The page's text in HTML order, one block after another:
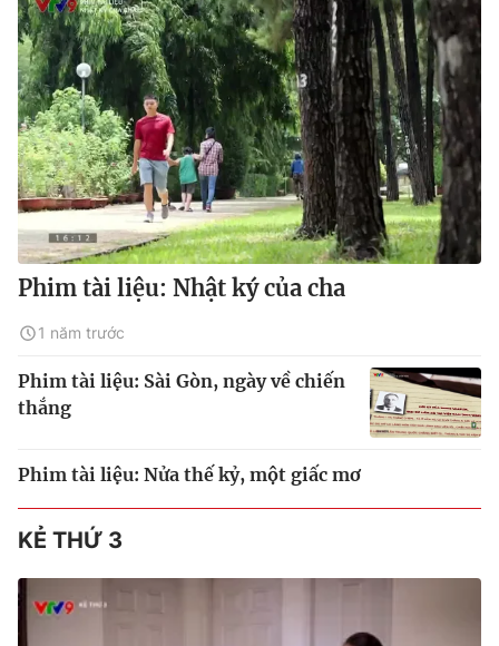
Phim tài liệu: Nhật ký của cha
1 năm trước
Phim tài liệu: Sài Gòn, ngày về chiến
thắng
Phim tài liệu: Nửa thế kỷ, một giấc mơ
KẺ THỨ 3